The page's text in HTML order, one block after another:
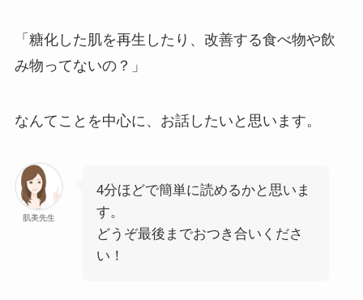
「糖化した肌を再生したり、改善する食べ物や飲
み物ってないの？」
なんてことを中心に、お話したいと思います。
肌美先生
4分ほどで簡単に読めるかと思いま
す。
どうぞ最後までおつき合いくださ
い！